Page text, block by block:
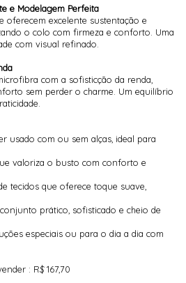
e Modelagem Perfeita
oferecem excelente sustentação e
o colo com firmeza e conforto. Uma
com visual refinado.
com a sofisticção da renda,
sem perder o charme. Um equilíbrio
usado com ou sem alças, ideal para
valoriza o busto com conforto e
tecidos que oferece toque suave,
prático, sofisticado e cheio de
especiais ou para o dia a dia com
: R$ 167,70